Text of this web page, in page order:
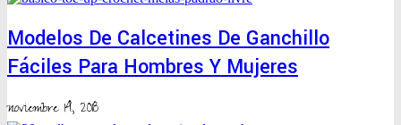
Modelos De Calcetines De Ganchillo
Fáciles Para Hombres Y Mujeres
noviembre 14, 2018